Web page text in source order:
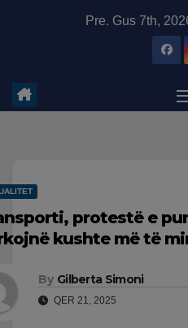
Pre. Gus 7th,
protestë e
kushte më të
By Gilberta Simoni
QER 21, 2025